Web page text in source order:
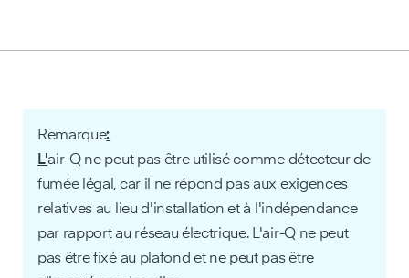
‍Remarque:
‍L'air-Q ne peut pas être utilisé comme détecteur de
fumée légal, car il ne répond pas aux exigences
relatives au lieu d'installation et à l'indépendance
par rapport au réseau électrique. L'air-Q ne peut
pas être fixé au plafond et ne peut pas être